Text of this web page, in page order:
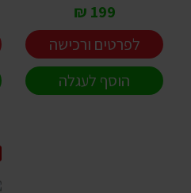
199 ₪
לפרטים ורכישה
הוסף לעגלה